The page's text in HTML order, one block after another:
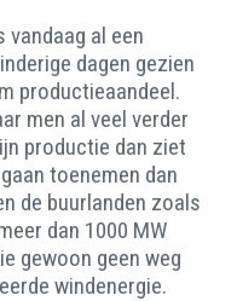
al een
dagen gezien
productieaandeel.
men al veel verder
productie dan ziet
toenemen dan
de buurlanden zoals
dan 1000 MW
gewoon geen weg
windenergie.